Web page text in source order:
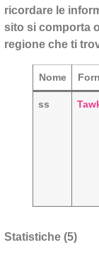
ricordare le
sito si comporta
regione che ti
Nome
ss
Statistiche (5)